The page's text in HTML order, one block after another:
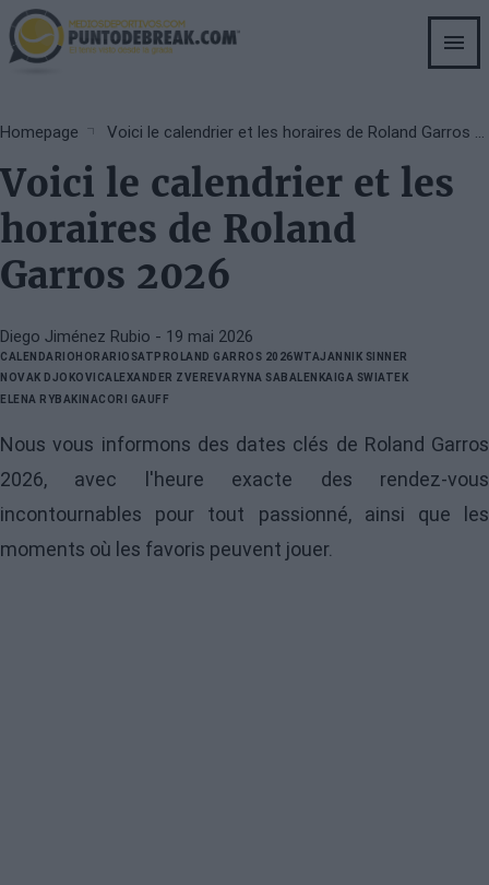
Skip
to
main
Breadcrumb
Homepage
Voici le calendrier et les
horaires de Roland
Garros 2026
Diego Jiménez Rubio - 19 mai 2026
CALENDARIO HORARIOSATP ROLAND GARROS 2026WTAJANNIK SINNER
NOVAK DJOKOVICALEXANDER ZVEREVARYNA SABALENKA IGA SWIATEK
ELENA RYBAKINACORI GAUFF
Nous vous informons des dates clés de Roland Garros
2026, avec l'heure exacte des rendez-vous
incontournables pour tout passionné, ainsi que les
moments où les favoris peuvent jouer.